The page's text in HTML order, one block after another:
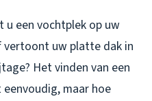
u een vochtplek op uw
vertoont uw platte dak in
Het vinden van een
eenvoudig, maar hoe